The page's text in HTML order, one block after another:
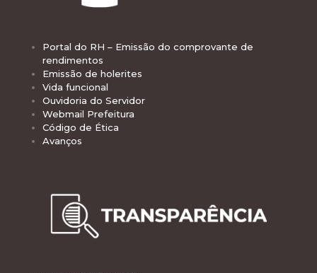
Portal do RH – Emissão do comprovante de
rendimentos
Emissão de holerites
Vida funcional
Ouvidoria do Servidor
Webmail Prefeitura
Código de Ética
Avanços